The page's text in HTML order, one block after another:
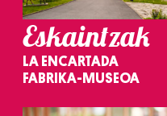
Eskaintzak
LA ENCARTADA
FABRIKA-MUSEOA